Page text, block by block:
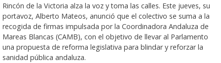
Rincón de la Victoria alza la voz y toma las calles. Este jueves, su
portavoz, Alberto Mateos, anunció que el colectivo se suma a la
recogida de firmas impulsada por la Coordinadora Andaluza de
Mareas Blancas (CAMB), con el objetivo de llevar al Parlamento
una propuesta de reforma legislativa para blindar y reforzar la
sanidad pública andaluza.